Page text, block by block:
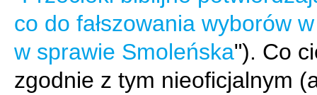
co do fałszowania wyborów
w sprawie Smoleńska"). Co
zgodnie z tym nieoficjalnym